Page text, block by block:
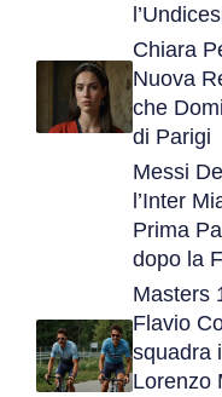
Chiara
Nuova
che
di Parigi
Messi
l’Inter
Prima
dopo la
Masters
Flavio
squadra
Lorenzo